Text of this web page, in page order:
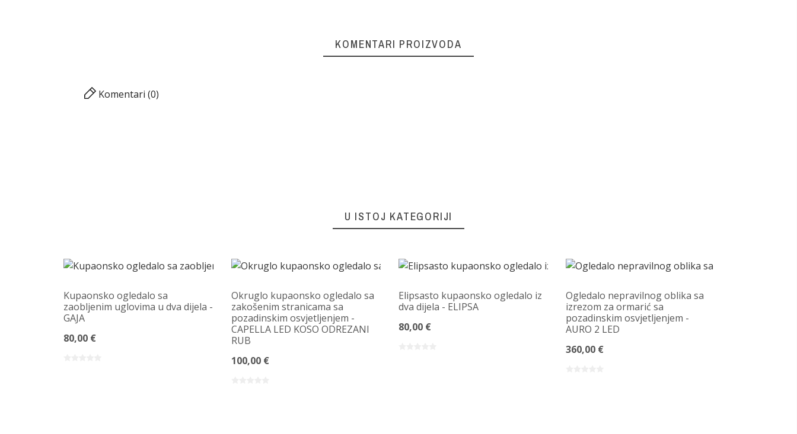
KOMENTARI PROIZVODA
Komentari (0)
U ISTOJ KATEGORIJI
Kupaonsko ogledalo sa
zaobljenim uglovima u dva dijela -
GAJA
80,00 €
Okruglo kupaonsko ogledalo sa
zakošenim stranicama sa
pozadinskim osvjetljenjem -
CAPELLA LED KOSO ODREZANI
RUB
100,00 €
Elipsasto kupaonsko ogledalo iz
dva dijela - ELIPSA
80,00 €
Ogledalo nepravilnog oblika sa
izrezom za ormarić sa
pozadinskim osvjetljenjem -
AURO 2 LED
360,00 €